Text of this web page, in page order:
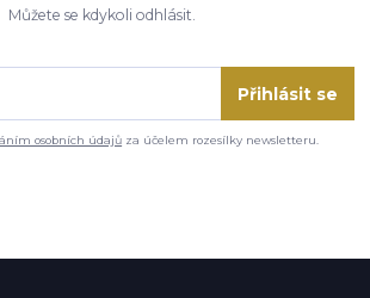
Můžete se kdykoli odhlásit.
Přihlásit se
osobních údajů za účelem rozesílky newsletteru.